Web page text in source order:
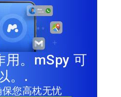
用。mSpy 可
。.
您高枕无忧